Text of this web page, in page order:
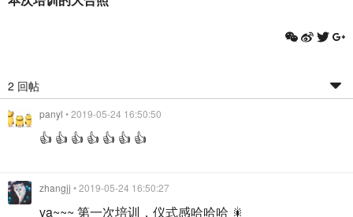
2 回帖
panyl • 2019-05-24 16:50:50
👍 👍 👍 👍 👍 👍 👍
zhangjj • 2019-05-24 16:50:27
va~~~ 第一次培训，仪式感哈哈哈 🎇